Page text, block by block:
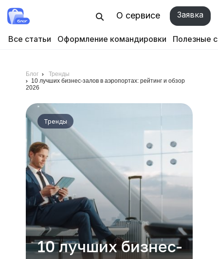
О сервисе Заявка
Все статьи Оформление командировки Полезные
Блог
Тренды
10 лучших бизнес-залов в аэропортах: рейтинг и обзор
2026
Тренды
10 лучших бизнес-